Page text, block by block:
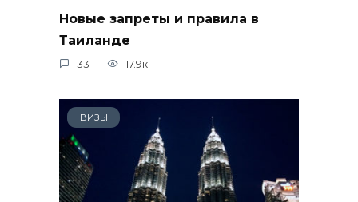
Новые запреты и правила в
Таиланде
33 17.9к.
ВИЗЫ